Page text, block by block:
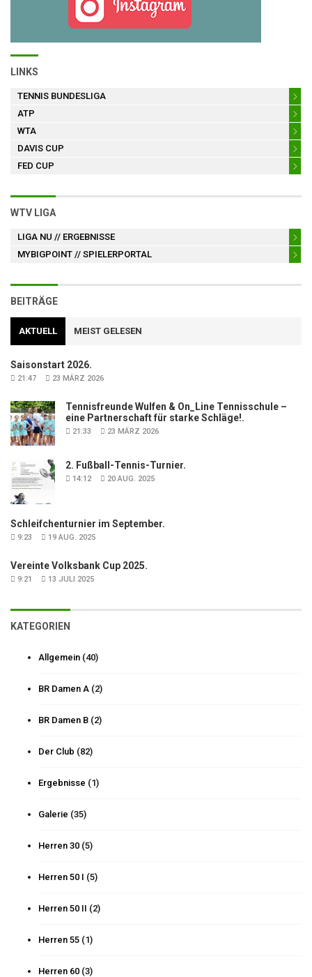
LINKS
TENNIS BUNDESLIGA
ATP
WTA
DAVIS CUP
FED CUP
WTV LIGA
LIGA NU // ERGEBNISSE
MYBIGPOINT // SPIELERPORTAL
BEITRÄGE
AKTUELL MEIST GELESEN
Saisonstart 2026.
21:47 23 MÄRZ 2026
Tennisfreunde Wulfen & On_Line Tennisschule –
eine Partnerschaft für starke Schläge!.
21:33 23 MÄRZ 2026
2. Fußball-Tennis-Turnier.
14:12 20 AUG. 2025
Schleifchenturnier im September.
9:23 19 AUG. 2025
Vereinte Volksbank Cup 2025.
9:21 13 JULI 2025
KATEGORIEN
Allgemein (40)
BR Damen A (2)
BR Damen B (2)
Der Club (82)
Ergebnisse (1)
Galerie (35)
Herren 30 (5)
Herren 50 I (5)
Herren 50 II (2)
Herren 55 (1)
Herren 60 (3)